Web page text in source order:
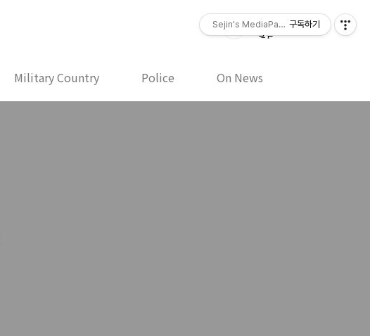
Military Country Police On News
Sejin's MediaPaper - 오세진 사진기자의
구독하기